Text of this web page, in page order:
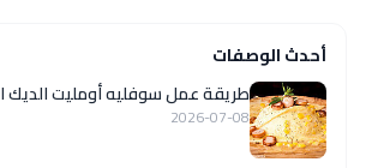
أحدث الوصفات
طريقة عمل سوفليه أومليت الديك
2026-07-08